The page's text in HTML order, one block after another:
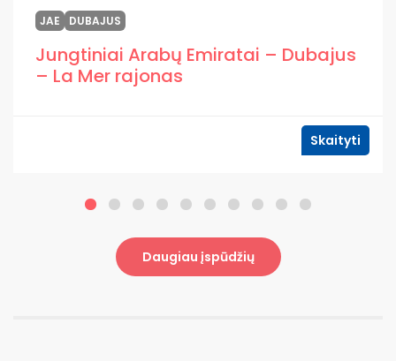
JAE DUBAJUS
Jungtiniai Arabų Emiratai – Dubajus
– La Mer rajonas
Skaityti
Daugiau įspūdžių